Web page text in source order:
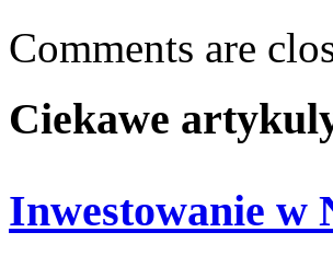
Comments are
Ciekawe
Inwestowanie w